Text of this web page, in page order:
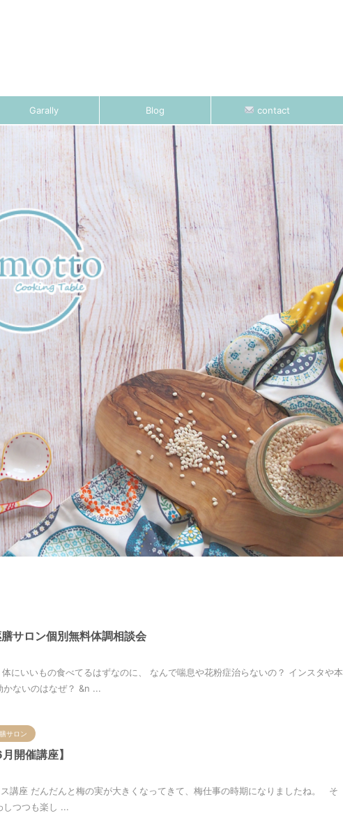
Garally Blog contact
サロン個別無料体調相談会
にいいもの食べてるはずなのに、 なんで喘息や花粉症治らないの？ インスタや本
ないのはなぜ？ &n ...
サロン
開催講座】
講座 だんだんと梅の実が大きくなってきて、梅仕事の時期になりましたね。 そ
しつつも楽し ...